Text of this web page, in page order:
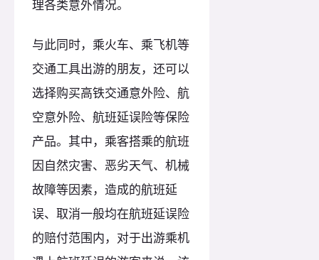
理各类意外情况。
与此同时，乘火车、乘飞机等
交通工具出游的朋友，还可以
选择购买高铁交通意外险、航
空意外险、航班延误险等保险
产品。其中，乘客搭乘的航班
因自然灾害、恶劣天气、机械
故障等因素，造成的航班延
误、取消一般均在航班延误险
的赔付范围内，对于出游乘机